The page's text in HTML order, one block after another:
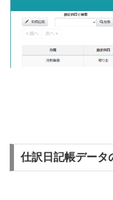
仕訳日記帳データ